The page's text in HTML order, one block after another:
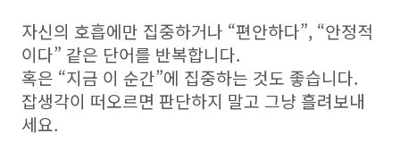
자신의 호흡에만 집중하거나 “편안하다”, “안정적
이다” 같은 단어를 반복합니다.
혹은 “지금 이 순간”에 집중하는 것도 좋습니다.
잡생각이 떠오르면 판단하지 말고 그냥 흘려보내
세요.